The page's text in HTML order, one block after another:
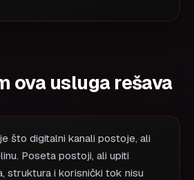
ova usluga rešava
što digitalni kanali postoje, ali
Poseta postoji, ali upiti
struktura i korisnički tok nisu